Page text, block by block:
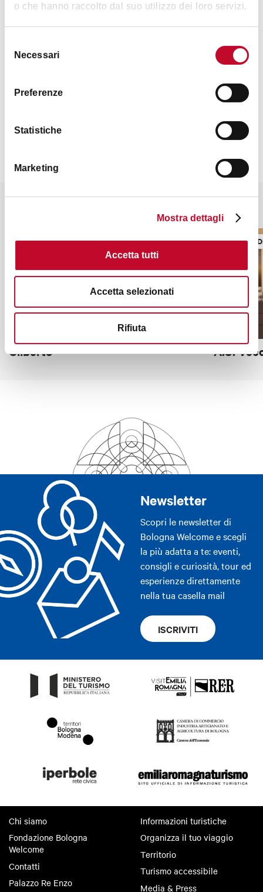
o che hanno raccolto dal suo utilizzo dei loro servizi.
delNecessari
Preferenze
Statistiche
Marketing
Mostra dettagli
Accetta tutti
Accetta selezionati
Rifiuta
Contatti
LUOGHI DI SHOPPING
Gilberto
LUOGHI
A.C.
Newsletter
Scopri le newsletter di
Bologna Welcome e scegli
la più adatta a te: eventi,
consigli e curiosità, tour ed
esperienze direttamente
nella tua casella mail
ISCRIVITI
Chi siamo
Fondazione Bologna
Welcome
Contatti
Palazzo Re Enzo
Informazioni turistiche
Organizza il tuo viaggio
Territorio
Turismo accessibile
Media & Press